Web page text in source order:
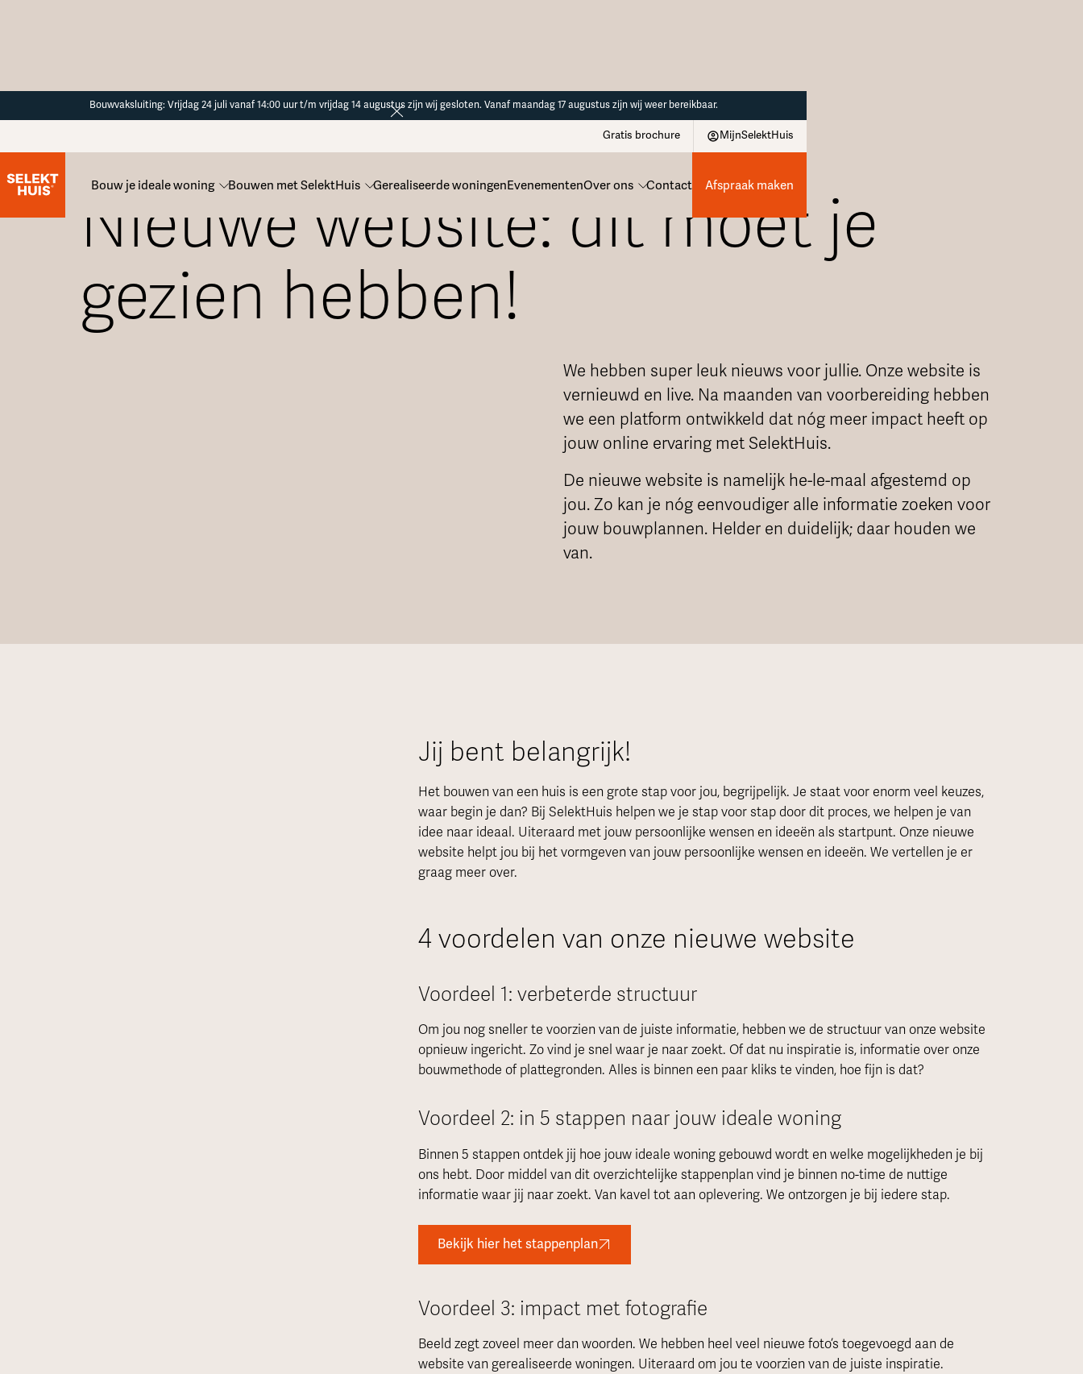
Bouwvaksluiting: Vrijdag 24 juli vanaf 14:00 uur t/m vrijdag 14 augustus zijn wij gesloten. Vanaf maandag 17 augustus zijn wij weer bereikbaar.
Bouw je ideale woning Bouwen met SelektHuis Gerealiseerde woningenEvenementenOver ons Contact
Gratis brochure MijnSelektHuis
Afspraak maken
Nieuwe website: dit moet je
gezien hebben!
We hebben super leuk nieuws voor jullie. Onze website is
vernieuwd en live. Na maanden van voorbereiding hebben
we een platform ontwikkeld dat nóg meer impact heeft op
jouw online ervaring met SelektHuis.
De nieuwe website is namelijk he-le-maal afgestemd op
jou. Zo kan je nóg eenvoudiger alle informatie zoeken voor
jouw bouwplannen. Helder en duidelijk; daar houden we
van.
Jij bent belangrijk!
Het bouwen van een huis is een grote stap voor jou, begrijpelijk. Je staat voor enorm veel keuzes,
waar begin je dan? Bij SelektHuis helpen we je stap voor stap door dit proces, we helpen je van
idee naar ideaal. Uiteraard met jouw persoonlijke wensen en ideeën als startpunt. Onze nieuwe
website helpt jou bij het vormgeven van jouw persoonlijke wensen en ideeën. We vertellen je er
graag meer over.
4 voordelen van onze nieuwe website
Voordeel 1: verbeterde structuur
Om jou nog sneller te voorzien van de juiste informatie, hebben we de structuur van onze website
opnieuw ingericht. Zo vind je snel waar je naar zoekt. Of dat nu inspiratie is, informatie over onze
bouwmethode of plattegronden. Alles is binnen een paar kliks te vinden, hoe fijn is dat?
Voordeel 2: in 5 stappen naar jouw ideale woning
Binnen 5 stappen ontdek jij hoe jouw ideale woning gebouwd wordt en welke mogelijkheden je bij
ons hebt. Door middel van dit overzichtelijke stappenplan vind je binnen no-time de nuttige
informatie waar jij naar zoekt. Van kavel tot aan oplevering. We ontzorgen je bij iedere stap.
Bekijk hier het stappenplan
Voordeel 3: impact met fotografie
Beeld zegt zoveel meer dan woorden. We hebben heel veel nieuwe foto’s toegevoegd aan de
website van gerealiseerde woningen. Uiteraard om jou te voorzien van de juiste inspiratie.